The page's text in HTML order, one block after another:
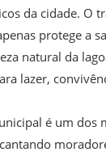
da cidade. O
protege a
natural da
lazer,
é um dos